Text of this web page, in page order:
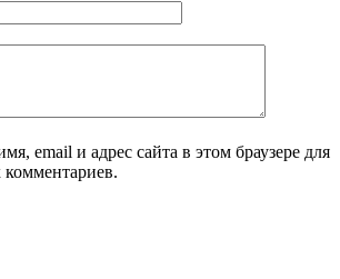
email и адрес сайта в этом браузере для